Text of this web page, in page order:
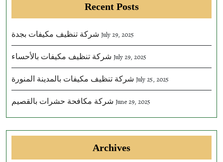
Recent Posts
شركة تنظيف مكيفات بجدة July 29, 2025
شركة تنظيف مكيفات بالأحساء July 29, 2025
شركة تنظيف مكيفات بالمدينة المنورة July 25, 2025
شركة مكافحة حشرات بالقصيم June 29, 2025
Archives